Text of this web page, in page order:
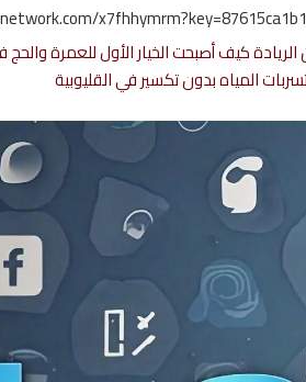
المياه بدون تكسير في القليوبية